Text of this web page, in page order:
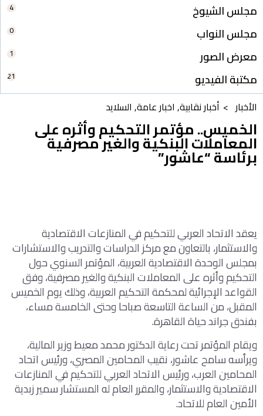
مجلس الشيوخ 4
مجلس النواب 0
معرض الصور 1
مكتبة الفيديو 21
الأخبار > أخبار نقابية, اخبار عامة, السلايد
الخميس.. مؤتمر التحكيم وأثره على
المعاملات البنكية والغير مصرفية
برئاسة “عاشور”
يعقد الاتحاد العربي للتحكيم في المنازعات الاقتصادية
والاستثمار، بالتعاون مع مركز الدراسات والتدريب والاستشارات
بمجلس الوحدة الاقتصادية العربية، المؤتمر السنوي حول
التحكيم وأثره على المعاملات البنكية والغير مصرفية، وفق
القواعد الإجرائية لمحكمة التحكيم العربية، وذلك يوم الخميس
المقبل، من الساعة التاسعة صباحا وحتى الخامسة مساء،
بفندق جراند حياة القاهرة.
ويقام المؤتمر تحت رعاية الدكتور محمد معيط وزير المالية،
ويرأسه سامح عاشور، نقيب المحامين المصري، ورئيس اتحاد
المحامين العرب، ورئيس الاتحاد العربي للتحكيم في المنازعات
الاقتصادية والاستثمار، والمقرر العام له المستشار سمير زبدية
الأمين العام للاتحاد.